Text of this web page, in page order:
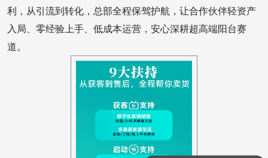
利，从引流到转化，总部全程保驾护航，让合作伙伴轻资产
入局、零经验上手、低成本运营，安心深耕超高端阳台赛
道。